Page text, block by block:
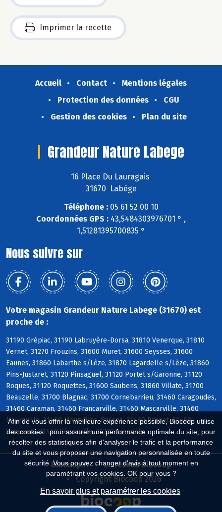
Afin de vous offrir la meilleure expérience possible, Biocoop utilise
des cookies : pour assurer une performance optimale du site, pour
récolter des statistiques afin d'analyser le trafic et la performance
du site et vous proposer une navigation personnalisée en toute
sécurité. Vous pouvez changer d'avis à tout moment en
paramétrant vos cookies. OK pour vous ?
En savoir plus et paramétrer les cookies
Imprimer la recette
Accueil Contact
Mentions légales
Protection des données
CGU
Gestion des cookies
Plan du site
Grandeur Nature Labege
16 Place Du Lauragais
31670 Labège
Téléphone :05 61 52 00 10
Coordonnées GPS : 43,5484303976701 ° ,
1,51281395700835 °
Nous suivre sur
Votre magasin Grandeur Nature Labege (31670) est
proche de :
31190 Grépiac, 31190 Labruyère-Dorsa, 31810 Venerque, 31810
Vernet, 31270 Frouzins, 31600 Muret, 31600 Seysses, 31600
Eaunes, 31860 Labarthe s/Lèze, 31870 Lagardelle s/Lèze, 31860
Pins-Justaret, 31120 Pinsaguel, 31120 Portet s/Garonne, 31120
Roques, 31120 Roquettes, 31600 Saubens, 31860 Villate, 31700
Beauzelle, 31700 Blagnac, 31700 Cornebarrieu, 31460 Caragoudes,
31460 Caraman, 31460 Francarville, 31460 Mascarville, 31460
Maureville, 31460 Mourvilles-Basses, 31460 Prunet, 31460
Saussens, 31460 Ségreville, 31320 Aureville
Biocoop.fr
Le réseau Biocoop
Copyright Biocoop 2026